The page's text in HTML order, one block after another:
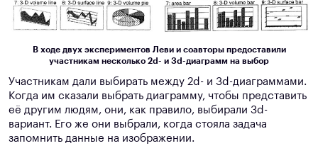
В ходе двух экспериментов Леви и соавторы предоставили
участникам несколько 2d- и 3d-диаграмм на выбор
Участникам дали выбирать между 2d- и 3d-диаграммами.
Когда им сказали выбрать диаграмму, чтобы представить
её другим людям, они, как правило, выбирали 3d-
вариант. Его же они выбрали, когда стояла задача
запомнить данные на изображении.